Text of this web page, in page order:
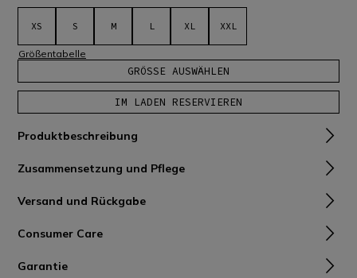
XS S M L XL XXL
Größentabelle
GRÖSSE AUSWÄHLEN
IM LADEN RESERVIEREN
Produktbeschreibung
Zusammensetzung und Pflege
Versand und Rückgabe
Consumer Care
Garantie